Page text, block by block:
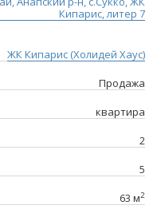
Кипарис, литер 7
ЖК Кипарис (Холидей Хаус)
Продажа
квартира
2
5
63 м2